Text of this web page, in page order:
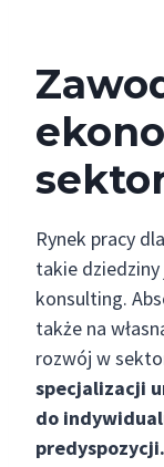
Rynek pracy
takie
konsulting.
także na
rozwój w
specjalizacji
do
predyspozycji.